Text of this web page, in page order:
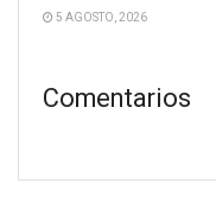
5 AGOSTO, 2026
Comentarios